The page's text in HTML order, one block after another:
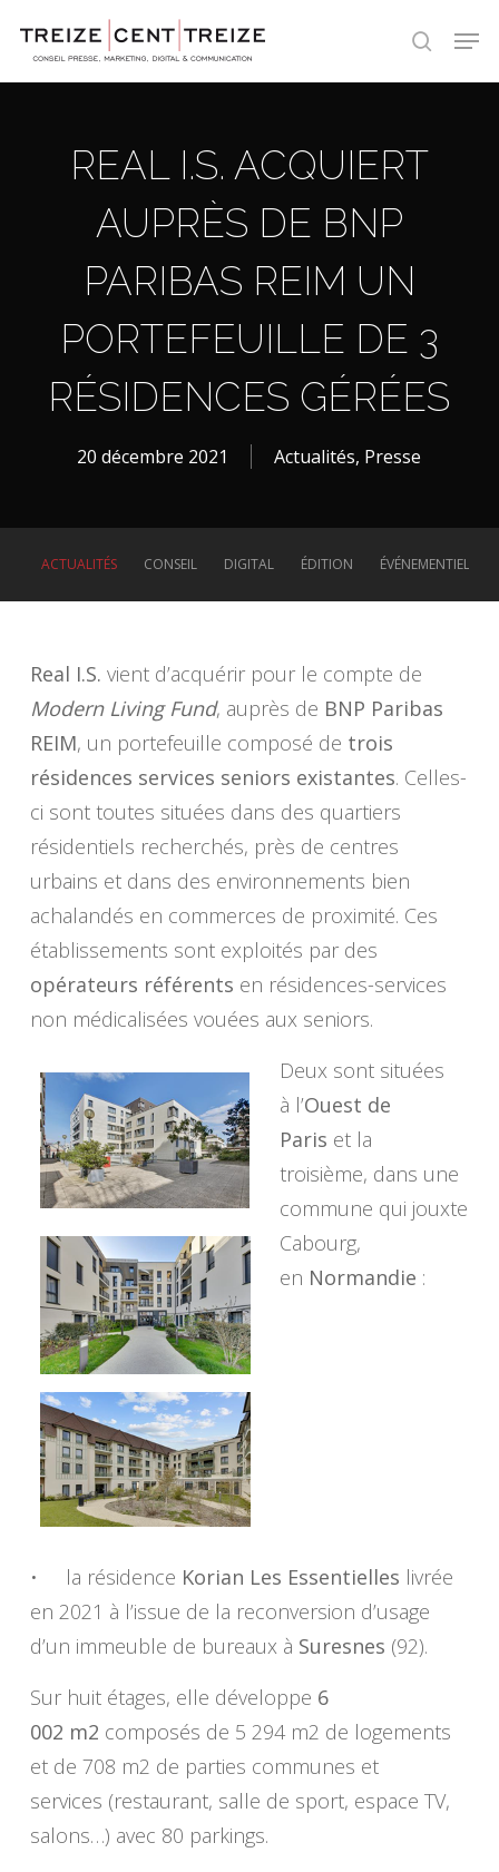
search
REAL I.S. ACQUIERT
AUPRÈS DE BNP
PARIBAS REIM UN
PORTEFEUILLE DE 3
RÉSIDENCES GÉRÉES
20 décembre 2021 Actualités, Presse
ACTUALITÉS CONSEIL DIGITAL ÉDITION ÉVÉNEMENTIEL
Real I.S. vient d’acquérir pour le compte de
Modern Living Fund, auprès de BNP Paribas
REIM, un portefeuille composé de trois
résidences services seniors existantes. Celles-
ci sont toutes situées dans des quartiers
résidentiels recherchés, près de centres
urbains et dans des environnements bien
achalandés en commerces de proximité. Ces
établissements sont exploités par des
opérateurs référents en résidences-services
non médicalisées vouées aux seniors.
Deux sont situées
à l’Ouest de
Paris et la
troisième, dans une
commune qui jouxte
Cabourg,
en Normandie :
• la résidence Korian Les Essentielles livrée
en 2021 à l’issue de la reconversion d’usage
d’un immeuble de bureaux à Suresnes (92).
Sur huit étages, elle développe 6
002 m2 composés de 5 294 m2 de logements
et de 708 m2 de parties communes et
services (restaurant, salle de sport, espace TV,
salons…) avec 80 parkings.